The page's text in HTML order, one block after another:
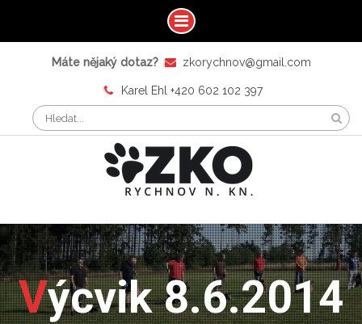
Máte nějaký dotaz? zkorychnov@gmail.com
Karel Ehl +420 602 102 397
Výcvik 8.6.2014